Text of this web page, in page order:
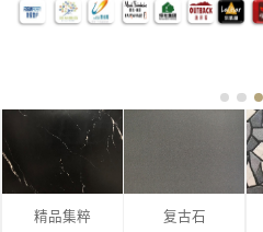
精品集粹 复古石